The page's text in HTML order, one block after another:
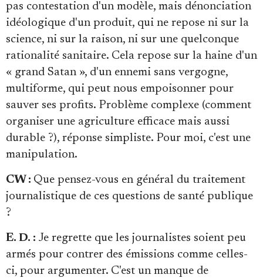
pas contestation d'un modèle, mais dénonciation
idéologique d'un produit, qui ne repose ni sur la
science, ni sur la raison, ni sur une quelconque
rationalité sanitaire. Cela repose sur la haine d'un
« grand Satan », d'un ennemi sans vergogne,
multiforme, qui peut nous empoisonner pour
sauver ses profits. Problème complexe (comment
organiser une agriculture efficace mais aussi
durable ?), réponse simpliste. Pour moi, c'est une
manipulation.
CW : Que pensez-vous en général du traitement
journalistique de ces questions de santé publique
?
E. D. : Je regrette que les journalistes soient peu
armés pour contrer des émissions comme celles-
ci, pour argumenter. C'est un manque de